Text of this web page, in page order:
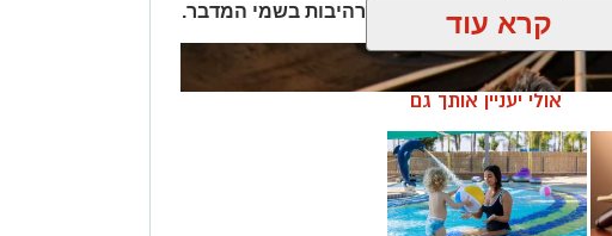
ובהן תצפיות כוכבים מרהיבות בשמי המדבר.
קרא עוד
אולי יעניין אותך גם